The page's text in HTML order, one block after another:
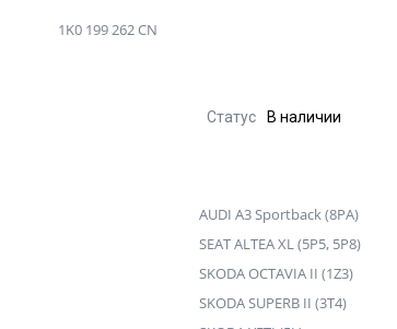
1K0 199 262 CN
Статус В наличии
AUDI A3 Sportback (8PA)
SEAT ALTEA XL (5P5, 5P8)
SKODA OCTAVIA II (1Z3)
SKODA SUPERB II (3T4)